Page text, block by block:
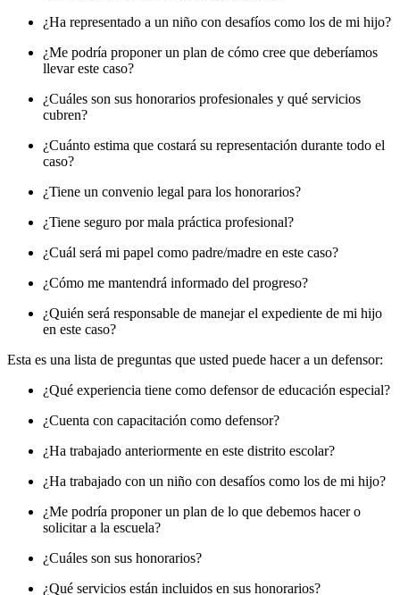
¿Ha representado a un niño con desafíos como los de mi hijo?
¿Me podría proponer un plan de cómo cree que deberíamos
llevar este caso?
¿Cuáles son sus honorarios profesionales y qué servicios
cubren?
¿Cuánto estima que costará su representación durante todo el
caso?
¿Tiene un convenio legal para los honorarios?
¿Tiene seguro por mala práctica profesional?
¿Cuál será mi papel como padre/madre en este caso?
¿Cómo me mantendrá informado del progreso?
¿Quién será responsable de manejar el expediente de mi hijo
en este caso?
Esta es una lista de preguntas que usted puede hacer a un defensor:
¿Qué experiencia tiene como defensor de educación especial?
¿Cuenta con capacitación como defensor?
¿Ha trabajado anteriormente en este distrito escolar?
¿Ha trabajado con un niño con desafíos como los de mi hijo?
¿Me podría proponer un plan de lo que debemos hacer o
solicitar a la escuela?
¿Cuáles son sus honorarios?
¿Qué servicios están incluidos en sus honorarios?